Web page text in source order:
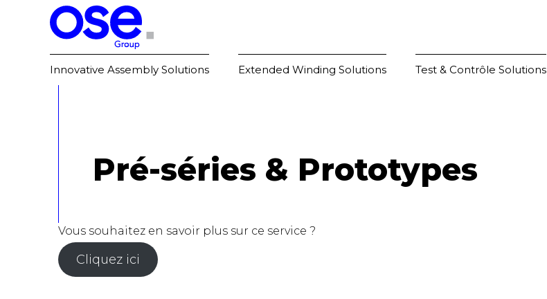
Innovative Assembly Solutions Extended Winding Solutions Test & Contrôle Solutions
Pré-séries & Prototypes
Vous souhaitez en savoir plus sur ce service ?
Cliquez ici